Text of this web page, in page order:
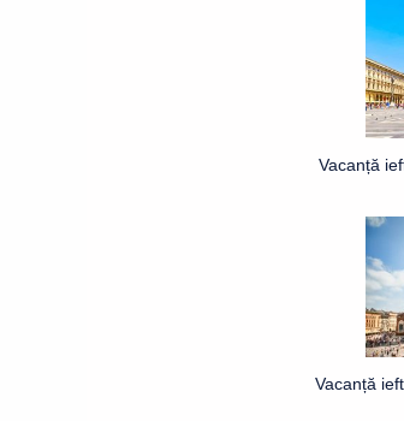
Vacanță
Vacanță